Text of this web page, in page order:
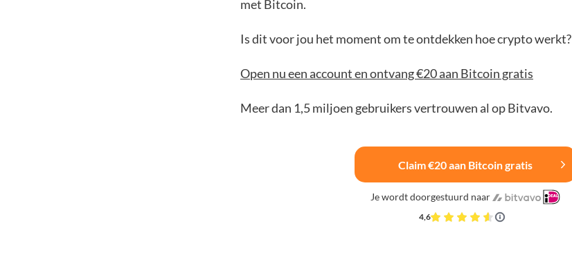
met Bitcoin.
Is dit voor jou het moment om te ontdekken hoe crypto werkt?
Open nu een account en ontvang €20 aan Bitcoin gratis
Meer dan 1,5 miljoen gebruikers vertrouwen al op Bitvavo.
Claim €20 aan Bitcoin gratis
Je wordt doorgestuurd naar
4,6